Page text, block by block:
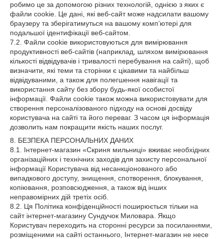
робимо це за допомогою різних технологій, однією з яких є
файли cookie. Це дані, які веб-сайт може надсилати вашому
браузеру та зберігатимуться на вашому комп’ютері для
подальшої ідентифікації веб-сайтом.
7.2. Файли cookie використовуються для вимірювання
продуктивності веб-сайтів (наприклад, шляхом вимірювання
кількості відвідувачів і тривалості перебування на сайті), щоб
визначити, які теми та сторінки є цікавими та найбільш
відвідуваними, а також для полегшення навігації та
використання сайту без збору будь-якої особистої
інформації. Файли cookie також можна використовувати для
створення персоналізованого підходу на основі досвіду
користувача на сайті та його переваг. З часом ця інформація
дозволить нам покращити якість наших послуг.
8. БЕЗПЕКА ПЕРСОНАЛЬНИХ ДАНИХ
8.1. Інтернет-магазин «Скриня мильниці» вживає необхідних
організаційних і технічних заходів для захисту персональної
інформації Користувача від несанкціонованого або
випадкового доступу, знищення, спотворення, блокування,
копіювання, розповсюдження, а також від інших
неправомірних дій третіх осіб.
8.2. Ця Політика конфіденційності поширюється тільки на
сайт інтернет-магазину Сундучок Миловара. Якщо
Користувач переходить на сторонні ресурси за посиланнями,
розміщеними на сайті останнього, Інтернет-магазин не несе